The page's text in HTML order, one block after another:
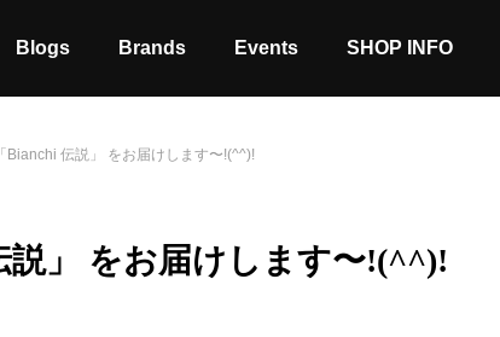
Blogs Brands Events SHOP INFO
Bianchi 伝説」 をお届けします〜!(^^)!
説」 をお届けします〜!(^^)!